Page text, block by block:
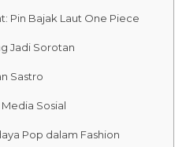
Pin Bajak Laut One Piece
Jadi Sorotan
Sastro
Sosial
Pop dalam Fashion